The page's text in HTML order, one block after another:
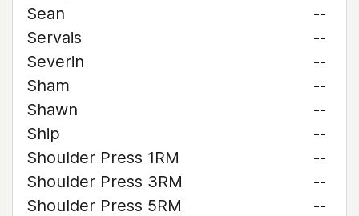
Sean
--
Servais
--
Severin
--
Sham
--
Shawn
--
Ship
--
Shoulder Press 1RM
--
Shoulder Press 3RM
--
Shoulder Press 5RM
--